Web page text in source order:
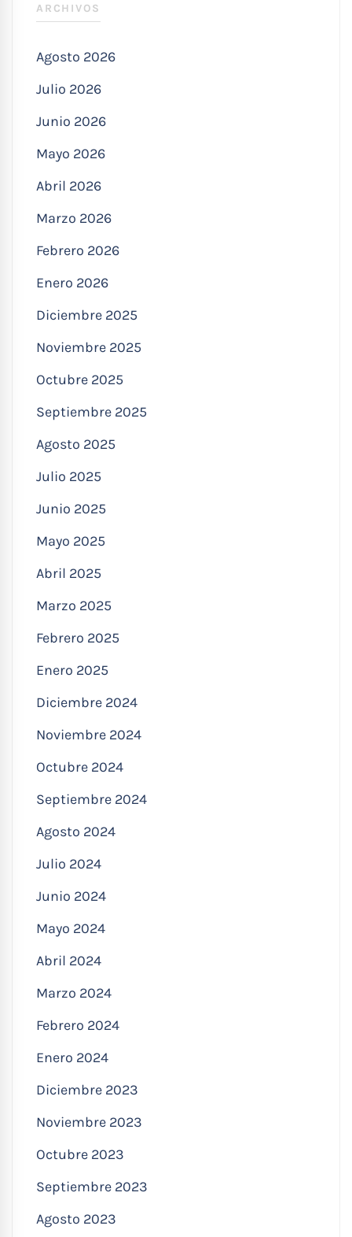
ARCHIVOS
Agosto 2026
Julio 2026
Junio 2026
Mayo 2026
Abril 2026
Marzo 2026
Febrero 2026
Enero 2026
Diciembre 2025
Noviembre 2025
Octubre 2025
Septiembre 2025
Agosto 2025
Julio 2025
Junio 2025
Mayo 2025
Abril 2025
Marzo 2025
Febrero 2025
Enero 2025
Diciembre 2024
Noviembre 2024
Octubre 2024
Septiembre 2024
Agosto 2024
Julio 2024
Junio 2024
Mayo 2024
Abril 2024
Marzo 2024
Febrero 2024
Enero 2024
Diciembre 2023
Noviembre 2023
Octubre 2023
Septiembre 2023
Agosto 2023